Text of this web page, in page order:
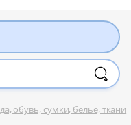
обувь, сумки, белье, ткани